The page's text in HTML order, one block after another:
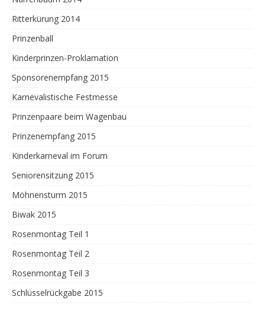
Ritterkürung 2014
Prinzenball
Kinderprinzen-Proklamation
Sponsorenempfang 2015
Karnevalistische Festmesse
Prinzenpaare beim Wagenbau
Prinzenempfang 2015
Kinderkarneval im Forum
Seniorensitzung 2015
Möhnensturm 2015
Biwak 2015
Rosenmontag Teil 1
Rosenmontag Teil 2
Rosenmontag Teil 3
Schlüsselrückgabe 2015